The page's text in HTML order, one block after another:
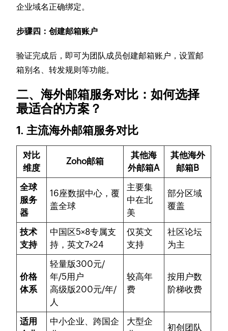
企业域名正确绑定。
步骤四：创建邮箱账户
验证完成后，即可为团队成员创建邮箱账户，设置邮
箱别名、转发规则等功能。
二、海外邮箱服务对比：如何选择
最适合的方案？
1. 主流海外邮箱服务对比
对比
维度
Zoho邮箱
其他海
外邮箱A
其他海外
邮箱B
全球
服务
器
16座数据中心，覆
盖全球
主要集
中在北
美
部分区域
覆盖
技术
支持
中国区5×8专属支
持，英文7×24
仅英文
支持
社区论坛
为主
价格
体系
轻量版300元/
年/5用户
高级版200元/年/
人
较高年
费
按用户数
阶梯收费
适用
中小企业、跨国企
大型企
初创团队